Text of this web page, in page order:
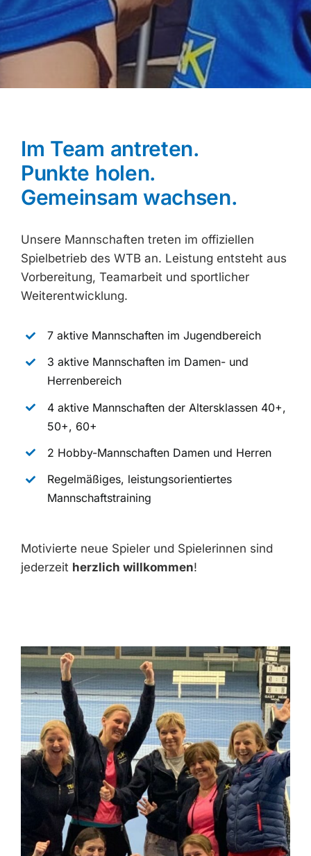
Im Team antreten.
Punkte holen.
Gemeinsam wachsen.
Unsere Mannschaften treten im offiziellen
Spielbetrieb des WTB an. Leistung entsteht aus
Vorbereitung, Teamarbeit und sportlicher
Weiterentwicklung.
7 aktive Mannschaften im Jugendbereich
3 aktive Mannschaften im Damen- und
Herrenbereich
4 aktive Mannschaften der Altersklassen 40+,
50+, 60+
2 Hobby-Mannschaften Damen und Herren
Regelmäßiges, leistungsorientiertes
Mannschaftstraining
Motivierte neue Spieler und Spielerinnen sind
jederzeit herzlich willkommen!